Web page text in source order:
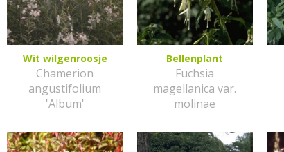
Wit wilgenroosje
Chamerion
angustifolium
'Album'
Bellenplant
Fuchsia
magellanica var.
molinae